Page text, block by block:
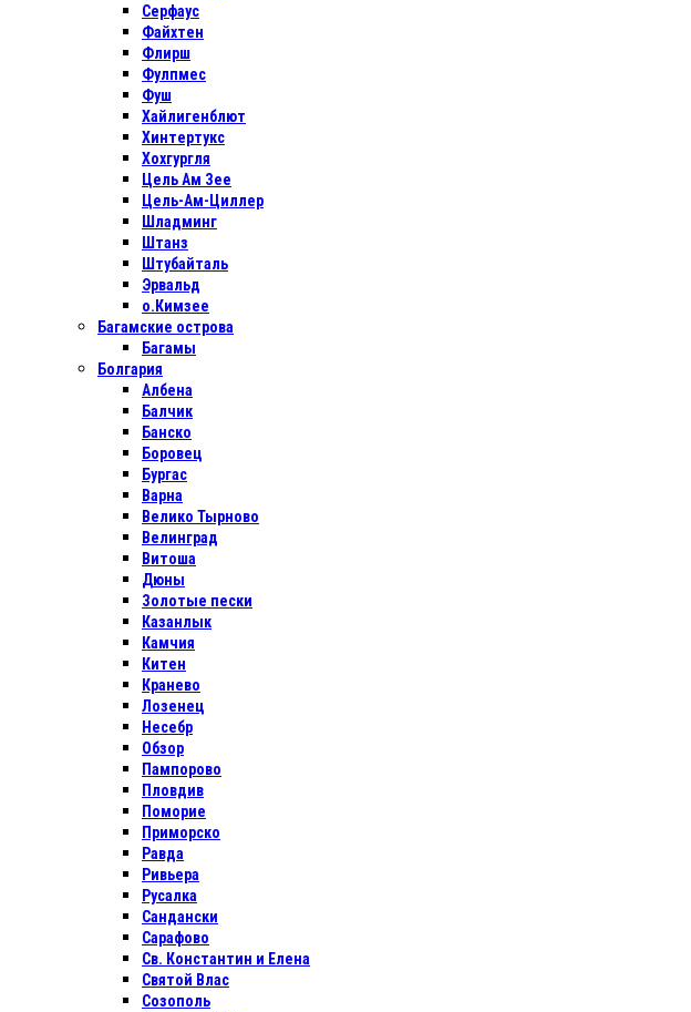
Серфаус
Файхтен
Флирш
Фулпмес
Фуш
Хайлигенблют
Хинтертукс
Хохгургля
Цель Ам Зее
Цель-Ам-Циллер
Шладминг
Штанз
Штубайталь
Эрвальд
о.Кимзее
Багамские острова
Багамы
Болгария
Албена
Балчик
Банско
Боровец
Бургас
Варна
Велико Тырново
Велинград
Витоша
Дюны
Золотые пески
Казанлык
Камчия
Китен
Кранево
Лозенец
Несебр
Обзор
Пампорово
Пловдив
Поморие
Приморско
Равда
Ривьера
Русалка
Сандански
Сарафово
Св. Константин и Елена
Святой Влас
Созополь